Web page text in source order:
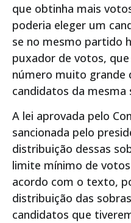
que obtinha mais
poderia eleger um
se no mesmo partido
puxador de votos,
número muito grande
candidatos da mesma
A lei aprovada pelo
sancionada pelo
distribuição dessas
limite mínimo de
acordo com o texto,
distribuição das
candidatos que